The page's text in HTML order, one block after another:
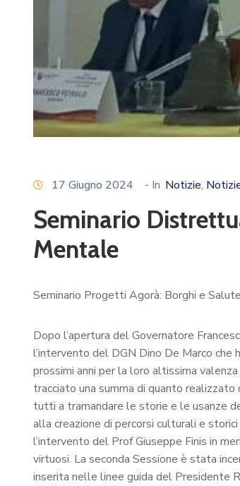
17 Giugno 2024 - In Notizie‚
Seminario
Mentale
Seminario Progetti Agorà: Borghi e
Dopo l’apertura del Governatore
l’intervento del DGN Dino De Marco
prossimi anni per la loro altissima
tracciato una summa di quanto
tutti a tramandare le storie e le usanze
alla creazione di percorsi culturali e
l’intervento del Prof Giuseppe Finis in
virtuosi. La seconda Sessione è stata
inserita nelle linee guida del Presidente